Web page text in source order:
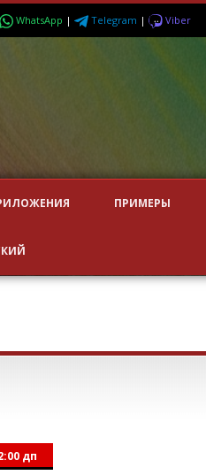
WhatsApp | Telegram | Viber
ПРИМЕРЫ
дп